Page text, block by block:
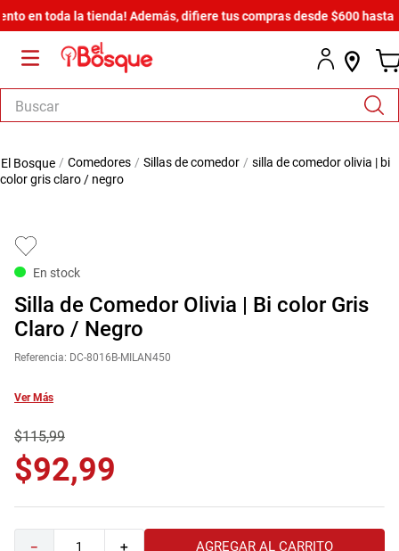
en toda la tienda! Además, difiere tus compras desde $600 hasta en
Buscar
comedores sillas de comedor
silla de comedor olivia | bi
color gris claro / negro
En stock
Silla de Comedor Olivia | Bi color Gris
Claro / Negro
Referencia: DC-8016B-MILAN450
Ver Más
$115,99
$92,99
＋
－ AGREGAR AL CARRITO
1.
salas
.
zapatera
6.
armario lux
7.
cama
10
sofa